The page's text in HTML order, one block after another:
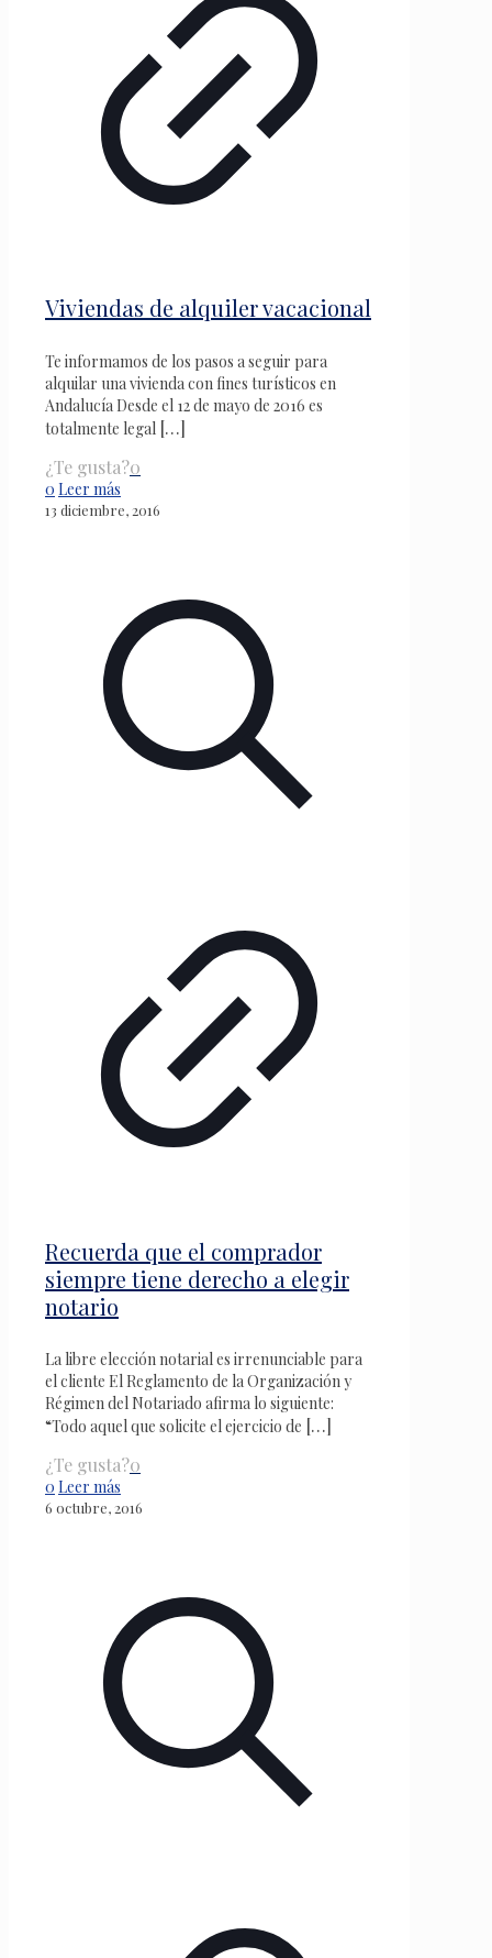
Viviendas de alquiler vacacional
Te informamos de los pasos a seguir para
alquilar una vivienda con fines turísticos en
Andalucía Desde el 12 de mayo de 2016 es
totalmente legal […]
¿Te gusta?0
0 Leer más
13 diciembre, 2016
Recuerda que el comprador
siempre tiene derecho a elegir
notario
La libre elección notarial es irrenunciable para
el cliente El Reglamento de la Organización y
Régimen del Notariado afirma lo siguiente:
“Todo aquel que solicite el ejercicio de […]
¿Te gusta?0
0 Leer más
6 octubre, 2016